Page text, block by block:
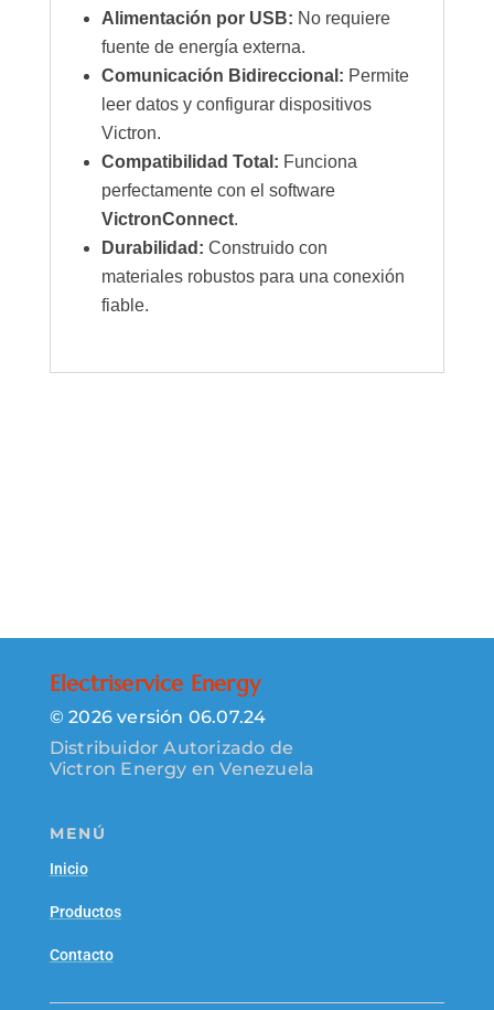
Alimentación por USB: No requiere
fuente de energía externa.
Comunicación Bidireccional: Permite
leer datos y configurar dispositivos
Victron.
Compatibilidad Total: Funciona
perfectamente con el software
VictronConnect.
Durabilidad: Construido con
materiales robustos para una conexión
fiable.
Electriservice Energy
© 2026 versión 06.07.24
Distribuidor Autorizado de
Victron Energy en Venezuela
MENÚ
Inicio
Productos
Contacto